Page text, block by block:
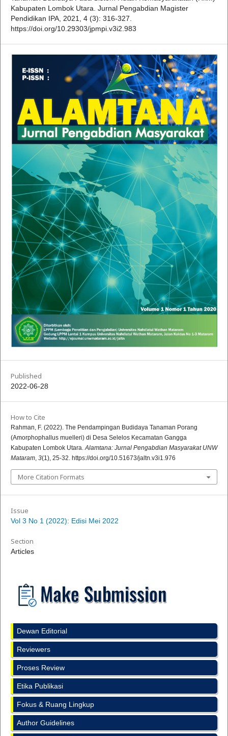
Kabupaten Lombok Utara. Jurnal Pengabdian Magister
Pendidikan IPA, 2021, 4 (3): 316-327.
https://doi.org/10.29303/jpmpi.v3i2.983
Published
2022-06-28
How to Cite
Rahman, F. (2022). The Pendampingan Budidaya Tanaman Porang
(Amorphophallus muelleri) di Desa Selelos Kecamatan Gangga
Kabupaten Lombok Utara.Alamtana: Jurnal Pengabdian Masyarakat UNW
Mataram, 3(1), 25-32. https://doi.org/10.51673/jaltn.v3i1.976
More Citation Formats
Issue
Vol 3 No 1 (2022): Edisi Mei 2022
Section
Articles
Dewan Editorial
Reviewers
Proses Review
Etika Publikasi
Fokus & Ruang Lingkup
Author Guidelines